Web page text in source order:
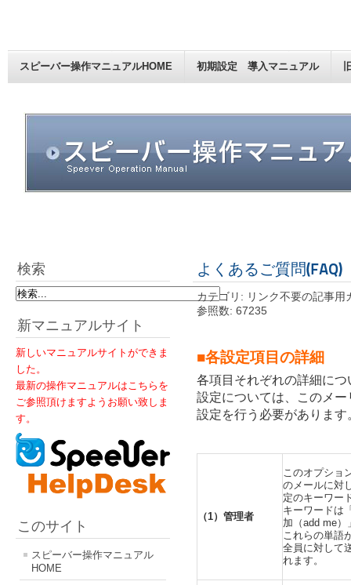
スピーバー操作マニュアルHOME 初期設定 導入マニュアル
検索
新マニュアルサイト
新しいマニュアルサイトができま
した。
最新の操作マニュアルはこちらを
ご参照頂けますようお願い致しま
す。
このサイト
スピーバー操作マニュアル
HOME
よくあるご質問(FAQ)
カテゴリ: リンク不要の記事用
参照数: 67235
■各設定項目の詳細
各項目それぞれの詳細に
設定については、このメ
設定を行う必要があります
（1）管理者
このオプショ
のメールに対
定のキーワー
キーワードは
加 （add me
これらの単語
全員に対して
れます。